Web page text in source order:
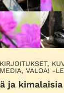
KIRJOITUKSET,
MEDIA, VALOA! -
ja kimalaisia